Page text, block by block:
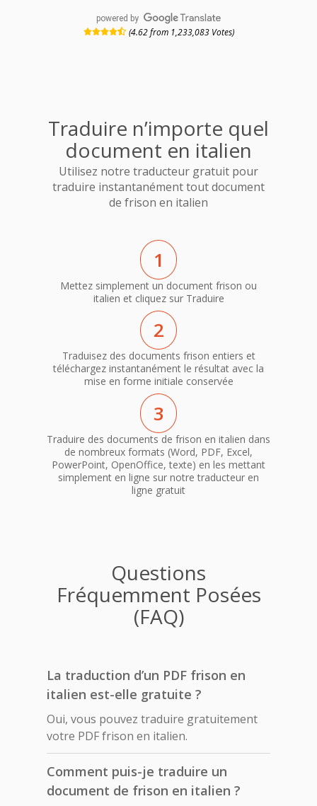
powered by
(4.62 from 1,233,083 Votes)
Traduire n’importe quel
document en italien
Utilisez notre traducteur gratuit pour
traduire instantanément tout document
de frison en italien
1
Mettez simplement un document frison ou
italien et cliquez sur Traduire
2
Traduisez des documents frison entiers et
téléchargez instantanément le résultat avec la
mise en forme initiale conservée
3
Traduire des documents de frison en italien dans
de nombreux formats (Word, PDF, Excel,
PowerPoint, OpenOffice, texte) en les mettant
simplement en ligne sur notre traducteur en
ligne gratuit
Questions
Fréquemment Posées
(FAQ)
La traduction d’un PDF frison en
italien est-elle gratuite ?
Oui, vous pouvez traduire gratuitement
votre PDF frison en italien.
Comment puis-je traduire un
document de frison en italien ?